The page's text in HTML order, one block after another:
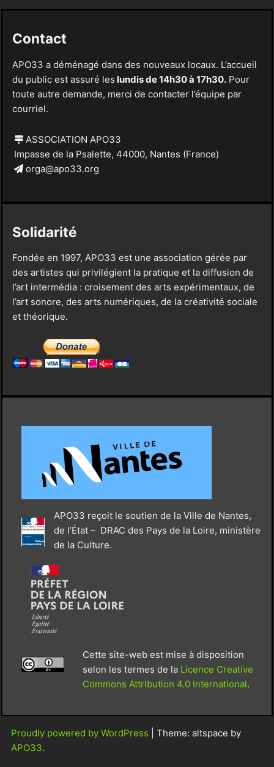
Contact
APO33 a déménagé dans des nouveaux locaux. L’accueil
du public est assuré les lundis de 14h30 à 17h30.Pour
toute autre demande, merci de contacter l’équipe par
courriel.
ASSOCIATION APO33
Impasse de la Psalette, 44000, Nantes (France)
orga@apo33.org
Solidarité
Fondée en 1997, APO33 est une association gérée par
des artistes qui privilégient la pratique et la diffusion de
l’art intermédia : croisement des arts expérimentaux, de
l’art sonore, des arts numériques, de la créativité sociale
et théorique.
APO33 reçoit le soutien de la Ville de Nantes,
de l’État – DRAC des Pays de la Loire, ministère
de la Culture.
Cette site-web est mise à disposition
selon les termes de la Licence Creative
Commons Attribution 4.0 International.
Proudly powered by WordPress
Theme: altspace by
APO33.